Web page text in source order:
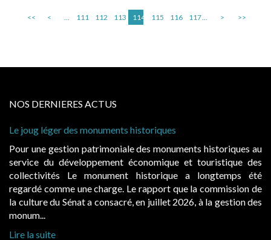
<< < ... 111 112 113 114 115 116 117... > >>
NOS DERNIERES ACTUS
historiques
des monuments historiques au
et touristique des
historique a longtemps été
rapport que la commission de
en juillet 2026, à la gestion des
Cabines de plage : le juge
Evocatrices des bains de
également un beau sujet
public, elles donnent lieu au
d’occupation. Saisies par des